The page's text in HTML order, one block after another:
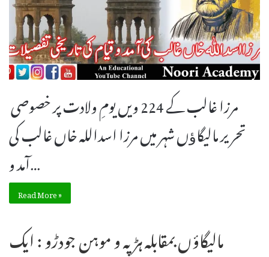
تحریر مالیگاﺅں شہر میں مرزا اسداللہ خاں غالب کی
آمد و…
Read More »
مالیگاؤں بمقابلہ ہڑپہ و موہن جودڑو : ایک